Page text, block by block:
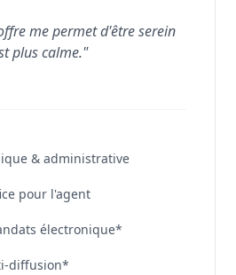
me permet d'être serein
plus calme."
& administrative
pour l'agent
électronique*
diffusion*